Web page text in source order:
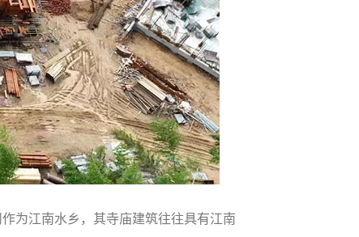
为江南水乡，其寺庙建筑往往具有江南